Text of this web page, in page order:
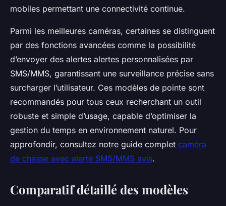
mobiles permettant une connectivité continue.
Parmi les meilleures caméras, certaines se distinguent
par des fonctions avancées comme la possibilité
d’envoyer des alertes alertes personnalisées par
SMS/MMS, garantissant une surveillance précise sans
surcharger l’utilisateur. Ces modèles de pointe sont
recommandés pour tous ceux recherchant un outil
robuste et simple d’usage, capable d’optimiser la
gestion du temps en environnement naturel. Pour
approfondir, consultez notre guide complet caméra
de chasse avec alerte SMS/MMS avis.
Comparatif détaillé des modèles